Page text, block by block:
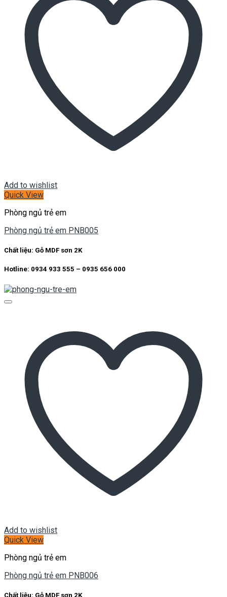
Add to wishlist
Quick View
Phòng ngủ trẻ em
Phòng ngủ trẻ em PNB005
Chất liệu: Gỗ MDF sơn 2K
Hotline: 0934 933 555 – 0935 656 000
Add to wishlist
Quick View
Phòng ngủ trẻ em
Phòng ngủ trẻ em PNB006
Chất liệu: Gỗ MDF sơn 2K